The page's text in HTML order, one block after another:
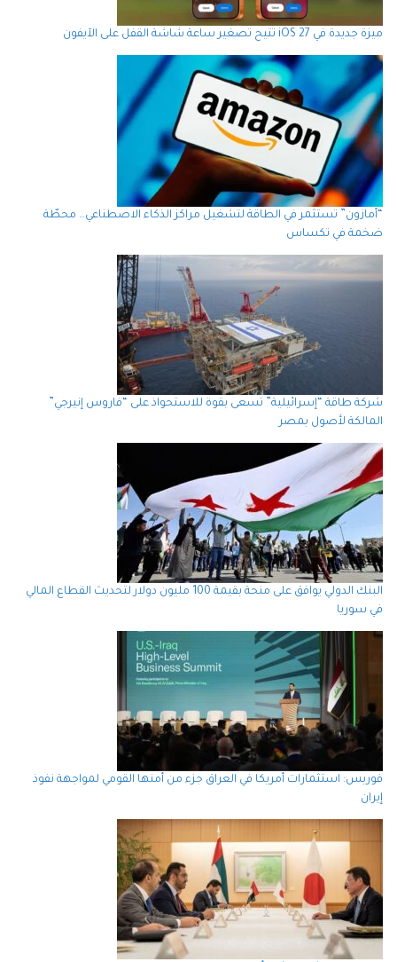
ميزة جديدة في iOS 27 تتيح تصغير ساعة شاشة القفل على الآيفون
“أمازون” تستثمر في الطاقة لتشغيل مراكز الذكاء الاصطناعي… محطّة
ضخمة في تكساس
شركة طاقة “إسرائيلية” تسعى بقوة للاستحواذ على “فاروس إنيرجي”
المالكة لأصول بمصر
البنك الدولي يوافق على منحة بقيمة 100 مليون دولار لتحديث القطاع المالي
في سوريا
فوربس: استثمارات أمريكا في العراق جزء من أمنها القومي لمواجهة نفوذ
إيران